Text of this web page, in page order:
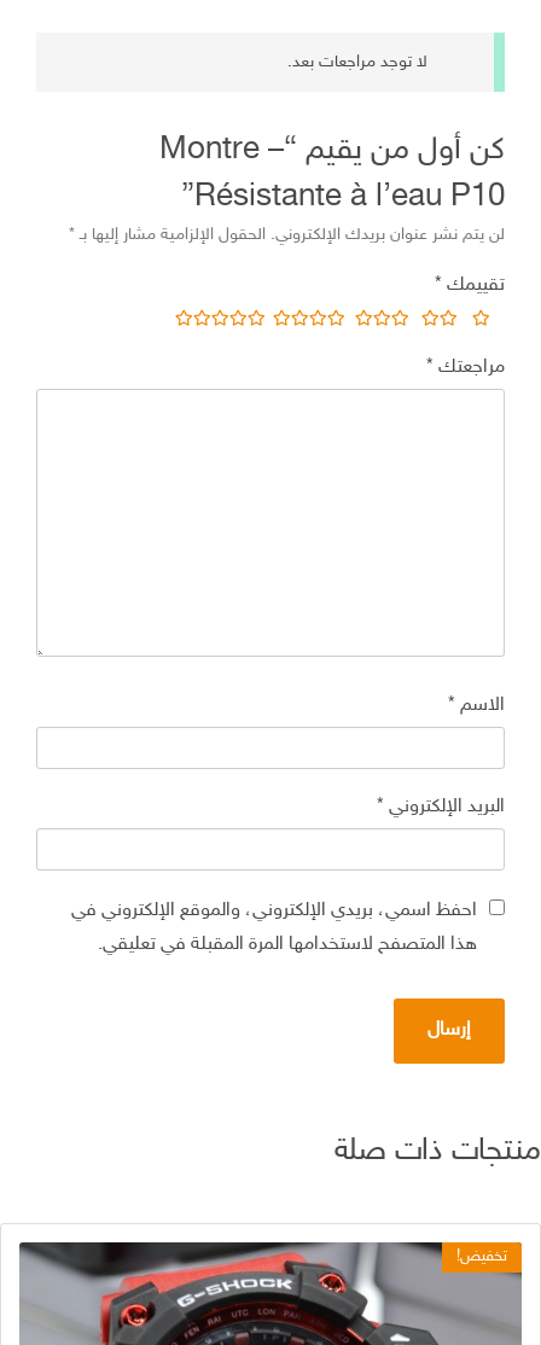
لا توجد مراجعات بعد.
كن أول من يقيم “Montre –
Résistante à l’eau P10”
لن يتم نشر عنوان بريدك الإلكتروني. الحقول الإلزامية مشار إليها بـ
تقييمك*
مراجعتك*
الاسم*
البريد الإلكتروني*
احفظ اسمي، بريدي الإلكتروني، والموقع الإلكتروني في
هذا المتصفح لاستخدامها المرة المقبلة في تعليقي.
ذات صلة
تخفيض!